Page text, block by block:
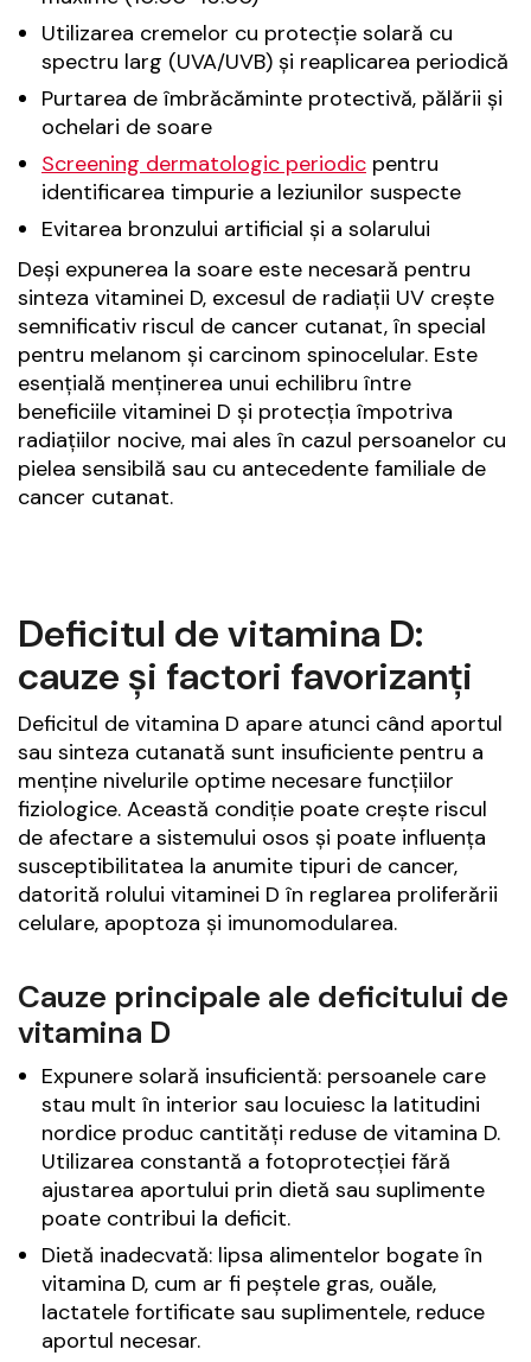
Utilizarea cremelor cu protecție solară cu
spectru larg (UVA/UVB) și reaplicarea periodică
Purtarea de îmbrăcăminte protectivă, pălării și
ochelari de soare
Screening dermatologic periodic pentru
identificarea timpurie a leziunilor suspecte
Evitarea bronzului artificial și a solarului
Deși expunerea la soare este necesară pentru
sinteza vitaminei D, excesul de radiații UV crește
semnificativ riscul de cancer cutanat, în special
pentru melanom și carcinom spinocelular. Este
esențială menținerea unui echilibru între
beneficiile vitaminei D și protecția împotriva
radiațiilor nocive, mai ales în cazul persoanelor cu
pielea sensibilă sau cu antecedente familiale de
cancer cutanat.
Deficitul de vitamina D:
cauze și factori favorizanți
Deficitul de vitamina D apare atunci când aportul
sau sinteza cutanată sunt insuficiente pentru a
menține nivelurile optime necesare funcțiilor
fiziologice. Această condiție poate crește riscul
de afectare a sistemului osos și poate influența
susceptibilitatea la anumite tipuri de cancer,
datorită rolului vitaminei D în reglarea proliferării
celulare, apoptoza și imunomodularea.
Cauze principale ale deficitului de
vitamina D
Expunere solară insuficientă: persoanele care
stau mult în interior sau locuiesc la latitudini
nordice produc cantități reduse de vitamina D.
Utilizarea constantă a fotoprotecției fără
ajustarea aportului prin dietă sau suplimente
poate contribui la deficit.
Dietă inadecvată: lipsa alimentelor bogate în
vitamina D, cum ar fi peștele gras, ouăle,
lactatele fortificate sau suplimentele, reduce
aportul necesar.